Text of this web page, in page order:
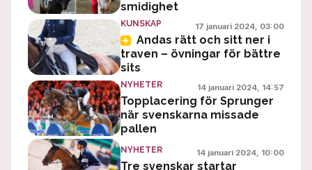
smidighet
KUNSKAP 17 januari 2024, 03:00
Andas rätt och sitt ner i
traven – övningar för bättre
sits
NYHETER 14 januari 2024, 14:57
Topplacering för Sprunger
när svenskarna missade
pallen
NYHETER 14 januari 2024, 10:00
Tre svenskar startar